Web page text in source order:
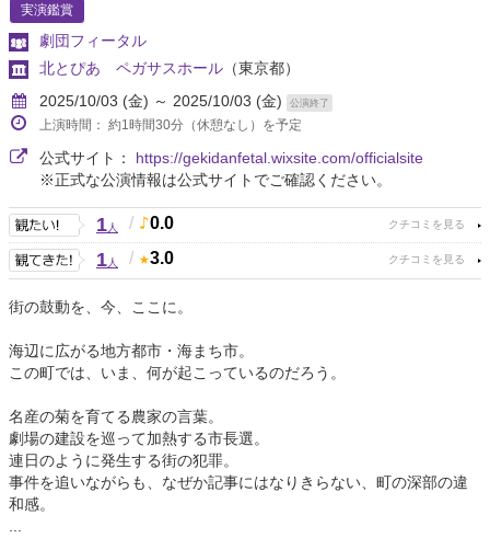
実演鑑賞
劇団フィータル
北とぴあ ペガサスホール （東京都）
2025/10/03 (金) ～ 2025/10/03 (金)
公演終了
上演時間： 約1時間30分（休憩なし）を予定
公式サイト： https://gekidanfetal.wixsite.com/officialsite
※正式な公演情報は公式サイトでご確認ください。
1人 / 0.0
1人 / 3.0
街の鼓動を、今、ここに。
海辺に広がる地方都市・海まち市。
この町では、いま、何が起こっているのだろう。
名産の菊を育てる農家の言葉。
劇場の建設を巡って加熱する市長選。
連日のように発生する街の犯罪。
事件を追いながらも、なぜか記事にはなりきらない、町の深部の違
和感。